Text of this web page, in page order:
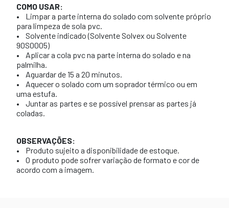
COMO USAR:
• Limpar a parte interna do solado com solvente próprio
para limpeza de sola pvc.
• Solvente indicado (Solvente Solvex ou Solvente
90SO005)
• Aplicar a cola pvc na parte interna do solado e na
palmilha.
• Aguardar de 15 a 20 minutos.
• Aquecer o solado com um soprador térmico ou em
uma estufa.
• Juntar as partes e se possível prensar as partes já
coladas.
OBSERVAÇÕES:
• Produto sujeito a disponibilidade de estoque.
• O produto pode sofrer variação de formato e cor de
acordo com a imagem.